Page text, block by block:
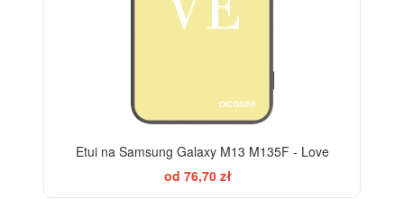
Etui na Samsung Galaxy M13 M135F - Love
od 76,70 zł